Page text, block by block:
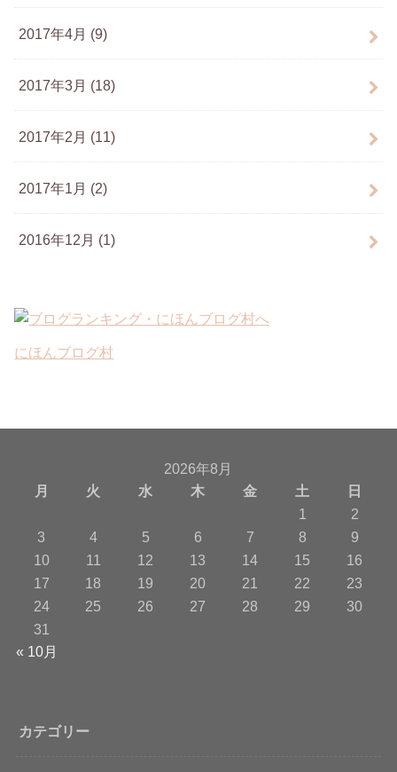
2017年4月 (9)
2017年3月 (18)
2017年2月 (11)
2017年1月 (2)
2016年12月 (1)
にほんブログ村
2026年8月
月
火 水 木 金 土
日
1
2
3
4 5 6 7 8
9
10
11 12 13 14 15
16
17
18 19 20 21 22
23
24
25 26 27 28 29
30
31
« 10月
カテゴリー